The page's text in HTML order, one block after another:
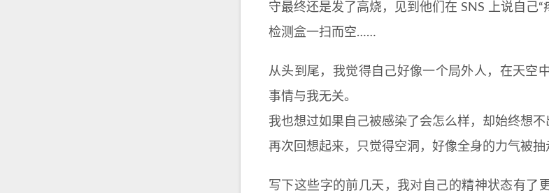
守最终还是发了高烧，见到他们在 SNS 上说自己“
检测盒一扫而空……
从头到尾，我觉得自己好像一个局外人，在天
事情与我无关。
我也想过如果自己被感染了会怎么样，却始终想不
再次回想起来，只觉得空洞，好像全身的力气被抽
写下这些字的前几天，我对自己的精神状态有了